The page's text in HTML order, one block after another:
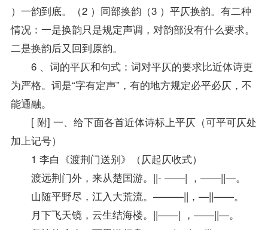
）一韵到底。（2 ）同部换韵（3 ）平仄换韵。有二种
情况：一是换韵只是规定声调，对韵部没有什么要求。
二是换韵后又回到原韵。
6 、词的平仄和句式：词对平仄的要求比近体诗更
为严格。词是“字有定声”，有的地方规定必平必仄，不
能通融。
[ 附] 一、给下面各首近体诗标上平仄（可平可仄处
加上记号）
1 李白《渡荆门送别》（仄起仄收式）
渡远荆门外，来从楚国游。||- ——| ，——||—。
山随平野尽，江入大荒流。———||，—||——。
月下飞天镜，云生结海楼。||——| ，——||—。